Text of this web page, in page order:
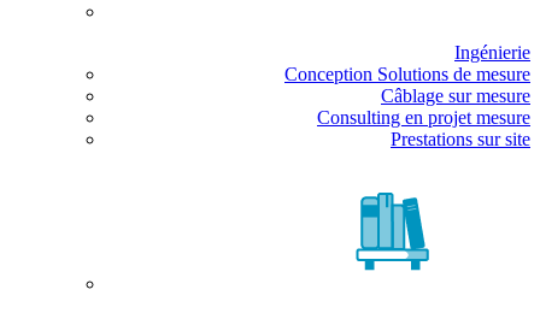
Ingénierie
Conception Solutions de mesure
Câblage sur mesure
Consulting en projet mesure
Prestations sur site